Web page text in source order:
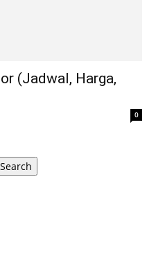
(Jadwal, Harga,
0
Search